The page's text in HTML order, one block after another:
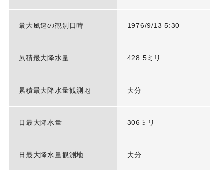
最大風速の観測日時 1976/9/13 5:30
累積最大降水量 428.5ミリ
累積最大降水量観測地 大分
日最大降水量 306ミリ
日最大降水量観測地 大分